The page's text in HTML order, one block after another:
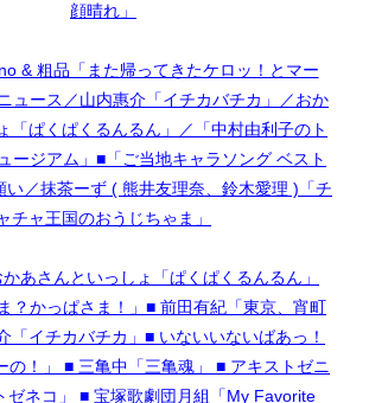
顔晴れ」
& 粗品「また帰ってきたケロッ！とマー
ュース／山内惠介「イチカバチカ」／おか
「ぱくぱくるんるん」／「中村由利子のト
ージアム」■「ご当地キャラソング ベスト
い／抹茶ーず ( 熊井友理奈、鈴木愛理 )「チ
チャ王国のおうじちゃま」
あさんといっしょ「ぱくぱくるんるん」
？かっぱさま！」■ 前田有紀「東京、宵町
「イチカバチカ」■ いないいないばあっ！
の！」 ■ 三亀中「三亀魂」 ■ アキストゼニ
ゼネコ」 ■ 宝塚歌劇団月組「My Favorite